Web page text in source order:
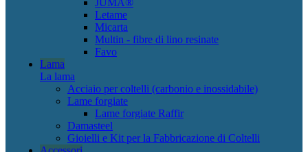
JUMA®
Letame
Micarta
Multin - fibre di lino resinate
Favo
Lama
La lama
Acciaio per coltelli (carbonio e inossidabile)
Lame forgiate
Lame forgiate Raffir
Damasteel
Gioielli e Kit per la Fabbricazione di Coltelli